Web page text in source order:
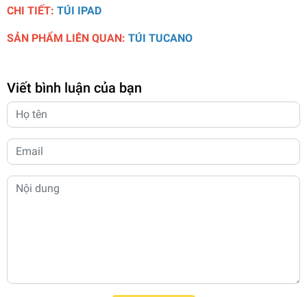
CHI TIẾT: TÚI IPAD
SẢN PHẨM LIÊN QUAN: TÚI TUCANO
Viết bình luận của bạn